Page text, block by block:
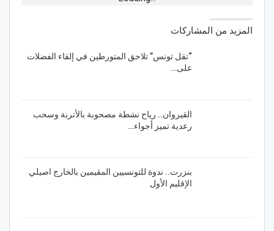
المزيد من المشاركات
“تقل تونس” تلاحق المتورطين في إلقاء الفضلات
على…
القيروان.. رياح نشطة مصحوبة بالأتربة وسحب
رعدية تميز أجواء…
بنزرت.. ندوة للتونسيين المقيمين بالخارج اصيلي
الإقليم الأول